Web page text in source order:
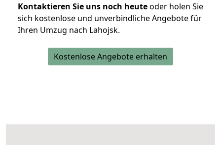
Kontaktieren Sie uns noch heuteoder holen Sie
sich kostenlose und unverbindliche Angebote für
Ihren Umzug nach Lahojsk.
Kostenlose Angebote erhalten